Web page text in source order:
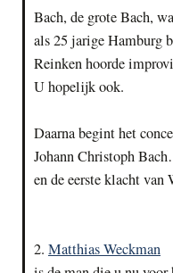
Bach, de grote Bach,
als 25 jarige Hamburg
Reinken hoorde
U hopelijk ook.
Daarna begint het
Johann Christoph
en de eerste klacht van
2. Matthias Weckman